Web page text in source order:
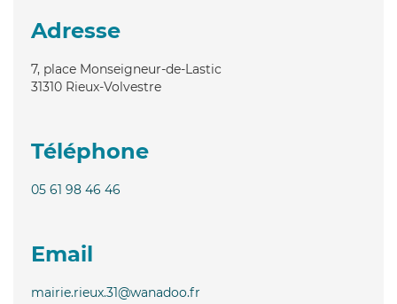
Adresse
7, place Monseigneur-de-Lastic
31310 Rieux-Volvestre
Téléphone
05 61 98 46 46
Email
mairie.rieux.31@wanadoo.fr